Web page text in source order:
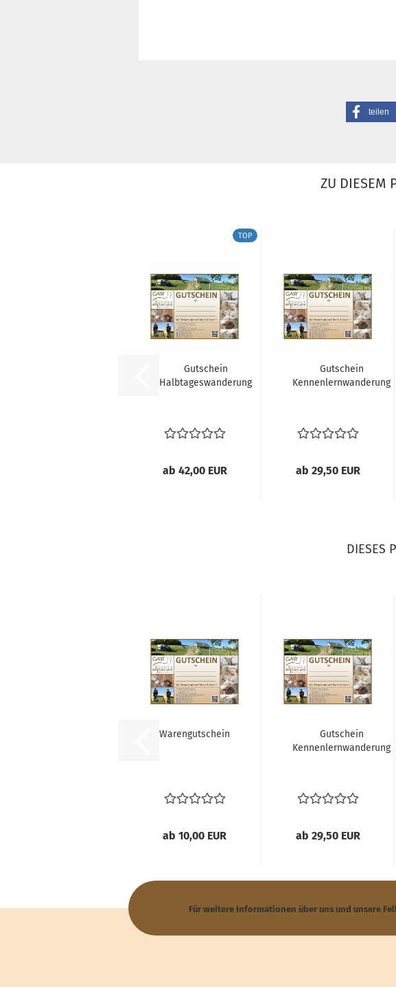
teilen
ZU DIESEM
TOP
Gutschein
Halbtageswanderung
ab 42,00 EUR
Gutschein
Kennenlernwanderung
ab 29,50 EUR
DIESES
Warengutschein
ab 10,00 EUR
Gutschein
Kennenlernwanderung
ab 29,50 EUR
Für weitere Informationen über uns und unsere